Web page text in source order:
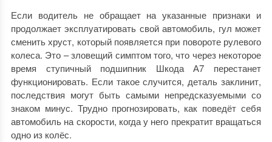
Если водитель не обращает на указанные признаки и
продолжает эксплуатировать свой автомобиль, гул может
сменить хруст, который появляется при повороте рулевого
колеса. Это – зловещий симптом того, что через некоторое
время ступичный подшипник Шкода А7 перестанет
функционировать. Если такое случится, деталь заклинит,
последствия могут быть самыми непредсказуемыми со
знаком минус. Трудно прогнозировать, как поведёт себя
автомобиль на скорости, когда у него прекратит вращаться
одно из колёс.